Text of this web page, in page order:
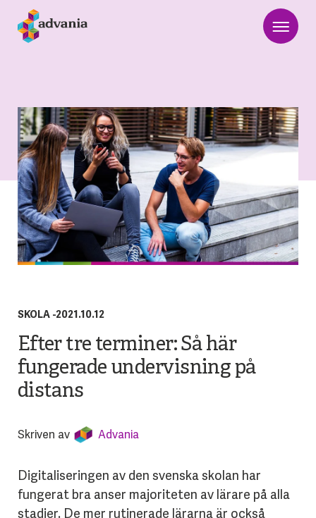
SKOLA -2021.10.12
Efter tre terminer: Så här
fungerade undervisning på
distans
Skriven av Advania
Digitaliseringen av den svenska skolan har
fungerat bra anser majoriteten av lärare på alla
stadier. De mer rutinerade lärarna är också